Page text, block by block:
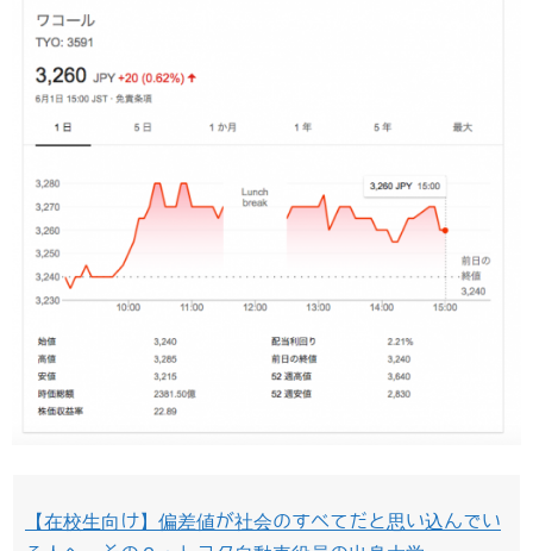
【在校生向け】偏差値が社会のすべてだと思い込んでい